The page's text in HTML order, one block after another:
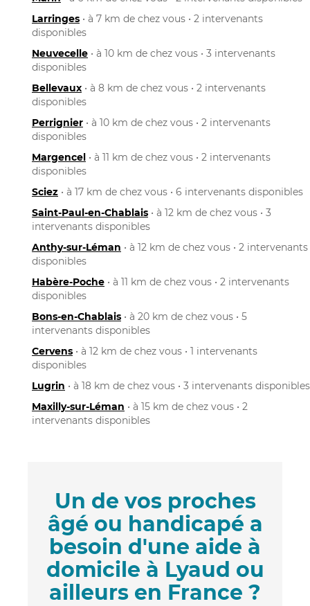
Larringes • à 7 km de chez vous • 2 intervenants
disponibles
Neuvecelle • à 10 km de chez vous • 3 intervenants
disponibles
Bellevaux • à 8 km de chez vous • 2 intervenants
disponibles
Perrignier • à 10 km de chez vous • 2 intervenants
disponibles
Margencel • à 11 km de chez vous • 2 intervenants
disponibles
Sciez • à 17 km de chez vous • 6 intervenants disponibles
Saint-Paul-en-Chablais • à 12 km de chez vous • 3
intervenants disponibles
Anthy-sur-Léman • à 12 km de chez vous • 2 intervenants
disponibles
Habère-Poche • à 11 km de chez vous • 2 intervenants
disponibles
Bons-en-Chablais • à 20 km de chez vous • 5
intervenants disponibles
Cervens • à 12 km de chez vous • 1 intervenants
disponibles
Lugrin • à 18 km de chez vous • 3 intervenants disponibles
Maxilly-sur-Léman • à 15 km de chez vous • 2
intervenants disponibles
Un de vos proches
âgé ou handicapé a
besoin d'une aide à
domicile à Lyaud ou
ailleurs en France ?